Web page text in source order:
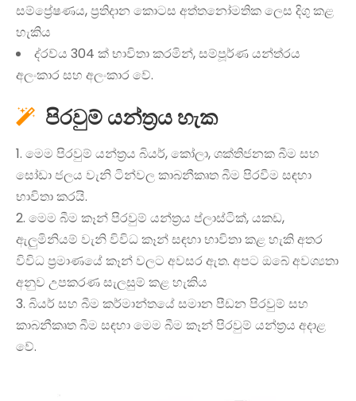
සම්ප්‍රේෂණය, ප්‍රතිදාන කොටස අත්තනෝමතික ලෙස දිගු කළ
හැකිය
ද්රව්ය 304 ක් භාවිතා කරමින්, සම්පූර්ණ යන්ත්රය
අලංකාර සහ අලංකාර වේ.
 පිරවුම් යන්ත්‍රය හැක
1. මෙම පිරවුම් යන්ත්‍රය බියර්, කෝලා, ශක්තිජනක බීම සහ
සෝඩා ජලය වැනි ටින්වල කාබනීකෘත බීම පිරවීම සඳහා
භාවිතා කරයි.
2. මෙම බීම කෑන් පිරවුම් යන්ත්‍රය ප්ලාස්ටික්, යකඩ,
ඇලුමිනියම් වැනි විවිධ කෑන් සඳහා භාවිතා කළ හැකි අතර
විවිධ ප්‍රමාණයේ කෑන් වලට අවසර ඇත. අපට ඔබේ අවශ්‍යතා
අනුව උපකරණ සැලසුම් කළ හැකිය
3. බියර් සහ බීම කර්මාන්තයේ සමාන පීඩන පිරවුම් සහ
කාබනීකෘත බීම සඳහා මෙම බීම කෑන් පිරවුම් යන්ත්‍රය අදාළ
වේ.